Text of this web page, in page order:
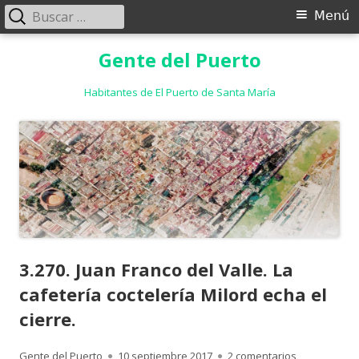
Gente del Puerto
Habitantes de El Puerto de Santa María
Menú
Menú
Buscar:
3.270. Juan Franco del Valle. La
cafetería coctelería Milord echa el
cierre.
Autor
Gente del Puerto Publicado
10 septiembre 2017 2 comentarios